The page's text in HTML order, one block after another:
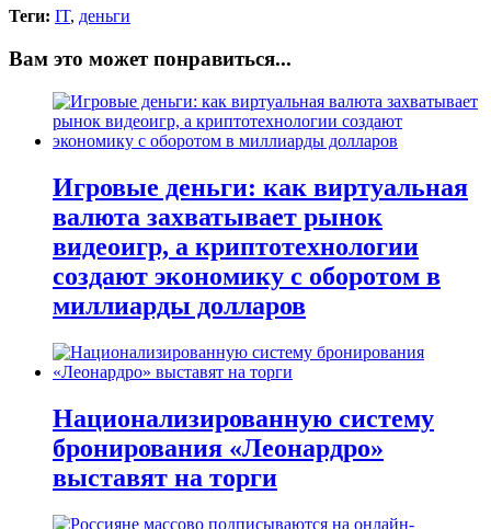
Теги: IT, деньги
Вам это может понравиться...
Игровые деньги: как виртуальная
валюта захватывает рынок
видеоигр, а криптотехнологии
создают экономику с оборотом в
миллиарды долларов
Национализированную систему
бронирования «Леонардро»
выставят на торги